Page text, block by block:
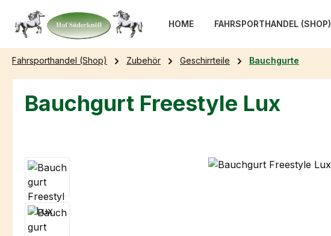
Hauptinhalt springen
Zur Suche springen
Zur Hauptnavigation springen
HOME FAHRSPORTHANDEL (SHOP)
Fahrsporthandel (Shop) Zubehör Geschirrteile Bauchgurte
Bauchgurt Freestyle Lux
Bildergalerie überspringen